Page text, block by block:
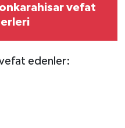
vefat
edenler: